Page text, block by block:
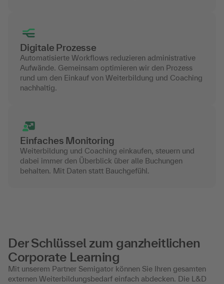
Digitale Prozesse
Automatisierte Workflows reduzieren administrative
Aufwände. Gemeinsam optimieren wir den Prozess
rund um den Einkauf von Weiterbildung und Coaching
nachhaltig.
Einfaches Monitoring
Weiterbildung und Coaching einkaufen, steuern und
dabei immer den Überblick über alle Buchungen
behalten. Mit Daten statt Bauchgefühl.
Der Schlüssel zum ganzheitlichen
Corporate Learning
Mit unserem Partner Semigator können Sie Ihren gesamten
externen Weiterbildungsbedarf einfach abdecken. Die L&D